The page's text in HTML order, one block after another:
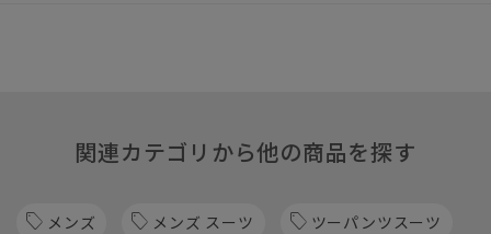
関連カテゴリから他の商品を探す
メンズ メンズ スーツ ツーパンツスーツ